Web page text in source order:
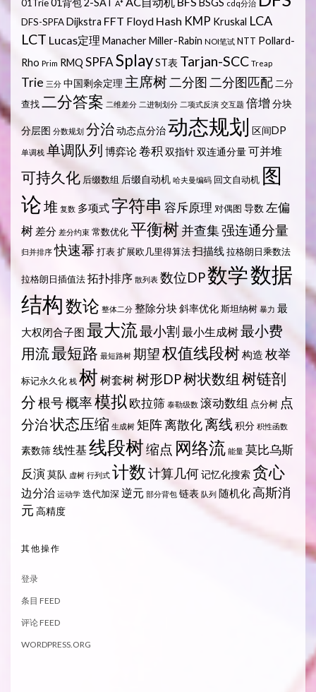
01Trie A* cdq分治
DFS-SPFADijkstra FFT Floyd Hash KMP Kruskal LCA
LCT Lucas定理 ManacherMiller-Rabin NOI笔试 NTT Pollard-
Rho Prim RMQ SPFASplayST表 Tarjan-SCC Treap
Trie 三分 中国剩余定理 主席树二分图 二分图匹配 二分
查找二分答案 二维差分 二进制划分 二项式反演 交互题 倍增 分块
分层图 分数规划 分治动态点分治动态规划 区间DP
单调栈 单调队列 博弈论卷积 双指针双连通分量可并堆
可持久化 后缀数组 后缀自动机 哈夫曼编码 回文自动机 图
论堆 复数 多项式字符串 容斥原理 对偶图 导数 左偏
树 差分 差分约束 常数优化平衡树并查集强连通分量
归并排序 快速幂 打表扩展欧几里得算法扫描线拉格朗日乘数法
拉格朗日插值法拓扑排序 散列表 数位DP数学数据
结构数论 整体二分 整除分块斜率优化斯坦纳树 暴力 最
大权闭合子图 最大流最小割 最小生成树最小费
用流最短路 最短路树 期望权值线段树构造 枚举
标记永久化 栈 树 树套树树形DP树状数组 树链剖
分根号概率模拟 欧拉筛 泰勒级数 滚动数组 点分树 点
分治状态压缩 生成树 矩阵离散化离线积分 积性函数
素数筛线性基 线段树缩点 网络流 能量 莫比乌斯
反演莫队 虚树 行列式 计数计算几何记忆化搜索贪心
边分治 运动学 迭代加深 逆元 部分背包 链表 队列 随机化高斯消
元 高精度
其他操作
登录
条目 FEED
评论 FEED
WORDPRESS.ORG